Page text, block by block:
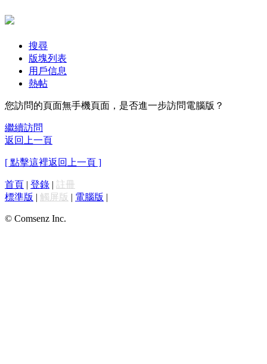
搜尋
版塊列表
用戶信息
熱帖
您訪問的頁面無手機頁面，是否進一步訪問電腦版？
繼續訪問
返回上一頁
[ 點擊這裡返回上一頁 ]
首頁 | 登錄 | 註冊
標準版 | 觸屏版 | 電腦版 |
© Comsenz Inc.